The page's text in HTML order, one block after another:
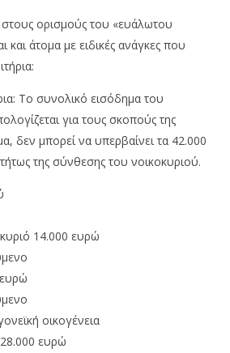
ορισμούς του «ευάλωτου
και άτομα με ειδικές ανάγκες που
Το συνολικό εισόδημα του
για τους σκοπούς της
δεν μπορεί να υπερβαίνει τα 42.000
της σύνθεσης του νοικοκυριού.
14.000 ευρώ
οικογένεια
ευρώ